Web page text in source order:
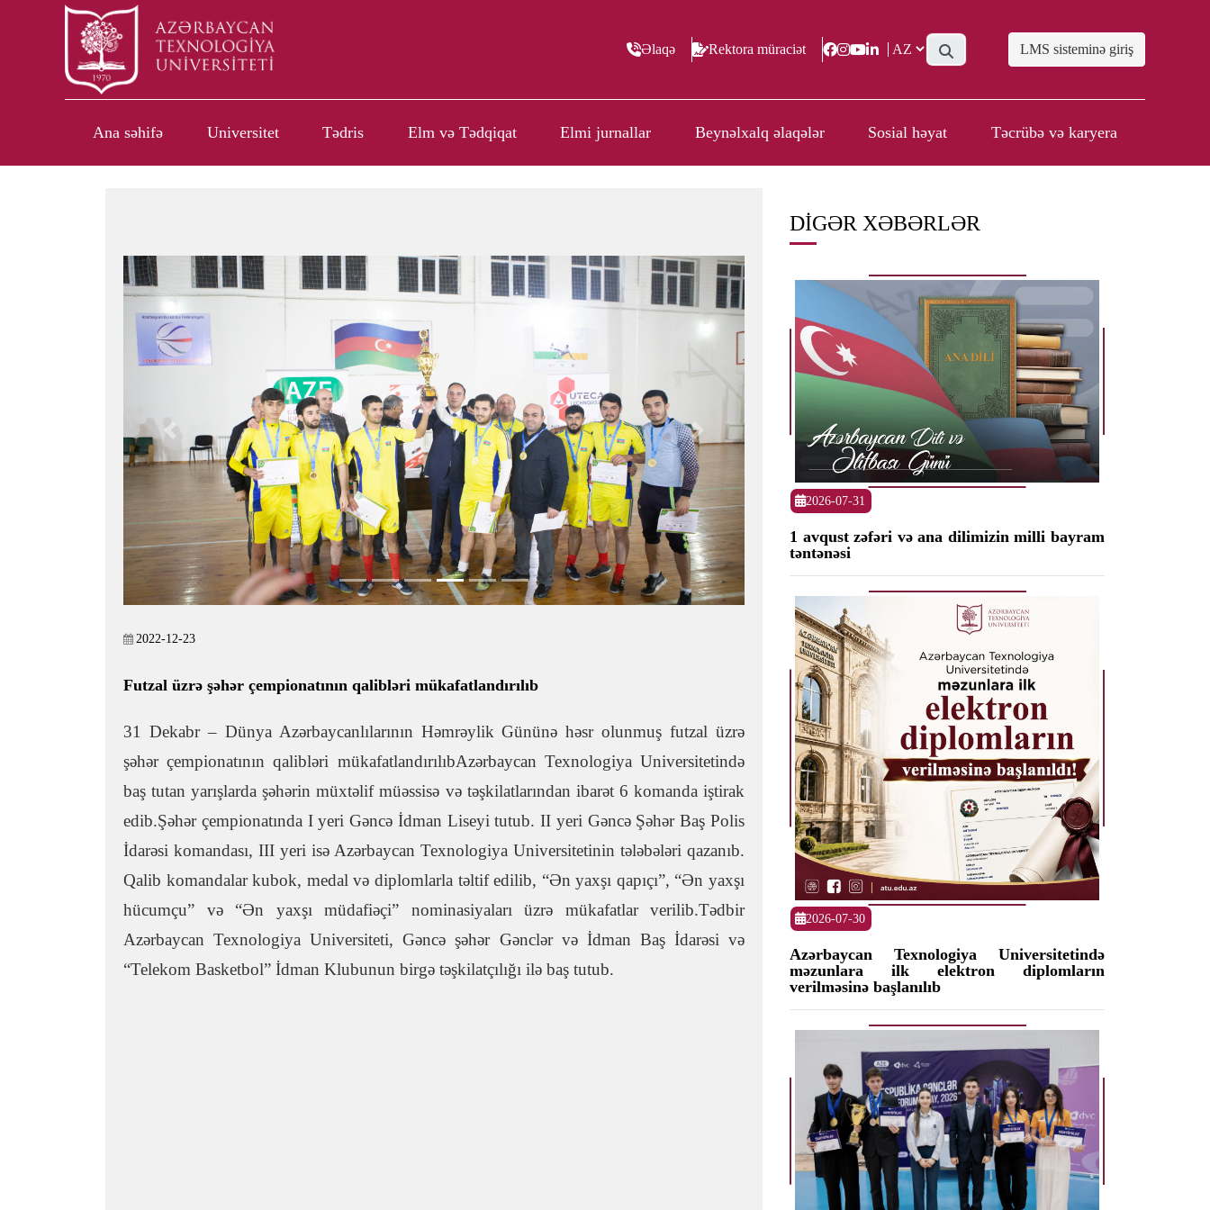
Əlaqə Rektora müraciət LMS sisteminə giriş
Ana səhifə Universitet Tədris Elm və Tədqiqat Elmi jurnallar Beynəlxalq əlaqələr Sosial həyat Təcrübə və karyera
Previous Next
2022-12-23
Futzal üzrə şəhər çempionatının qalibləri mükafatlandırılıb
31 Dekabr – Dünya Azərbaycanlılarının Həmrəylik Gününə həsr olunmuş futzal üzrə
şəhər çempionatının qalibləri mükafatlandırılıbAzərbaycan Texnologiya Universitetində
baş tutan yarışlarda şəhərin müxtəlif müəssisə və təşkilatlarından ibarət 6 komanda iştirak
edib.Şəhər çempionatında I yeri Gəncə İdman Liseyi tutub. II yeri Gəncə Şəhər Baş Polis
İdarəsi komandası, III yeri isə Azərbaycan Texnologiya Universitetinin tələbələri qazanıb.
Qalib komandalar kubok, medal və diplomlarla təltif edilib, “Ən yaxşı qapıçı”, “Ən yaxşı
hücumçu” və “Ən yaxşı müdafiəçi” nominasiyaları üzrə mükafatlar verilib.Tədbir
Azərbaycan Texnologiya Universiteti, Gəncə şəhər Gənclər və İdman Baş İdarəsi və
“Telekom Basketbol” İdman Klubunun birgə təşkilatçılığı ilə baş tutub.
DIGƏR XƏBƏRLƏR
2026-07-31
1 avqust zəfəri və ana dilimizin milli bayram
təntənəsi
2026-07-30
Azərbaycan Texnologiya Universitetində
məzunlara ilk elektron diplomların
verilməsinə başlanılıb